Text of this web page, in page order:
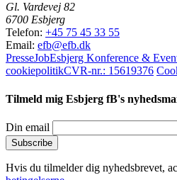
Gl. Vardevej 82
6700 Esbjerg
Telefon: +45 75 45 33 55
Email: efb@efb.dk
PresseJobEsbjerg Konference &
cookiepolitikCVR-nr.: 15619376
Tilmeld mig Esbjerg fB's
Din email
Hvis du tilmelder dig nyhedsbrevet,